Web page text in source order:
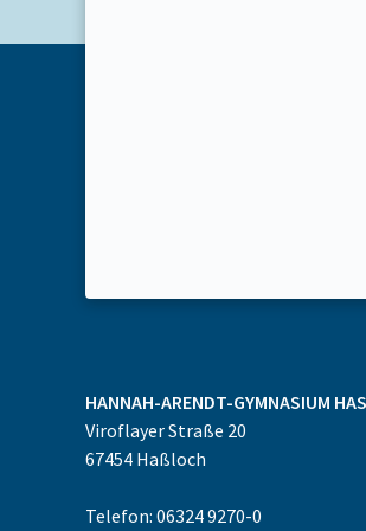
HANNAH-ARENDT-GYMNASIUM
Viroflayer Straße 20
67454 Haßloch
Telefon: 06324 9270-0